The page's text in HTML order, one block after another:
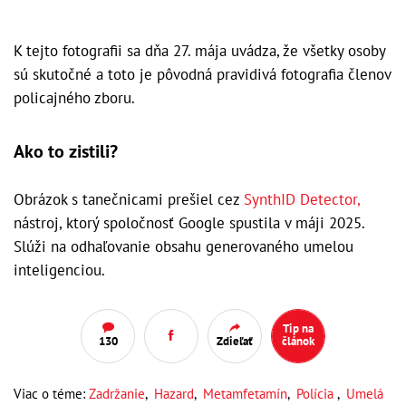
K tejto fotografii sa dňa 27. mája uvádza, že všetky osoby
sú skutočné a toto je pôvodná pravidivá fotografia členov
policajného zboru.
Ako to zistili?
Obrázok s tanečnicami prešiel cez SynthID Detector,
nástroj, ktorý spoločnosť Google spustila v máji 2025.
Slúži na odhaľovanie obsahu generovaného umelou
inteligenciou.
130 Zdieľať
Tip na
článok
Viac o téme: Zadržanie, Hazard, Metamfetamín, Polícia , Umelá